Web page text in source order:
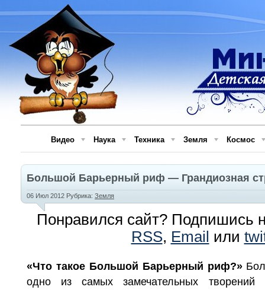
Видео Наука Техника Земля Космос
Большой Барьерный риф — Грандиозная
06 Июл 2012 Рубрика: Земля
Понравился сайт? Подпишись
RSS, Email или
«Что такое Большой Барьерный риф?»
одно из самых замечательных